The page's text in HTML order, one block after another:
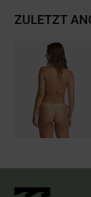
ZULETZT